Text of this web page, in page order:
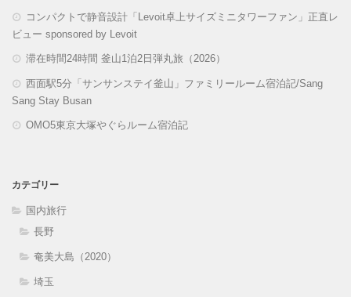
コンパクトで静音設計「Levoit卓上サイズミニタワーファン」正直レ
ビュー sponsored by Levoit
滞在時間24時間 釜山1泊2日弾丸旅（2026）
西面駅5分「サンサンステイ釜山」ファミリールーム宿泊記/Sang
Sang Stay Busan
OMO5東京大塚やぐらルーム宿泊記
カテゴリー
国内旅行
長野
奄美大島（2020）
埼玉